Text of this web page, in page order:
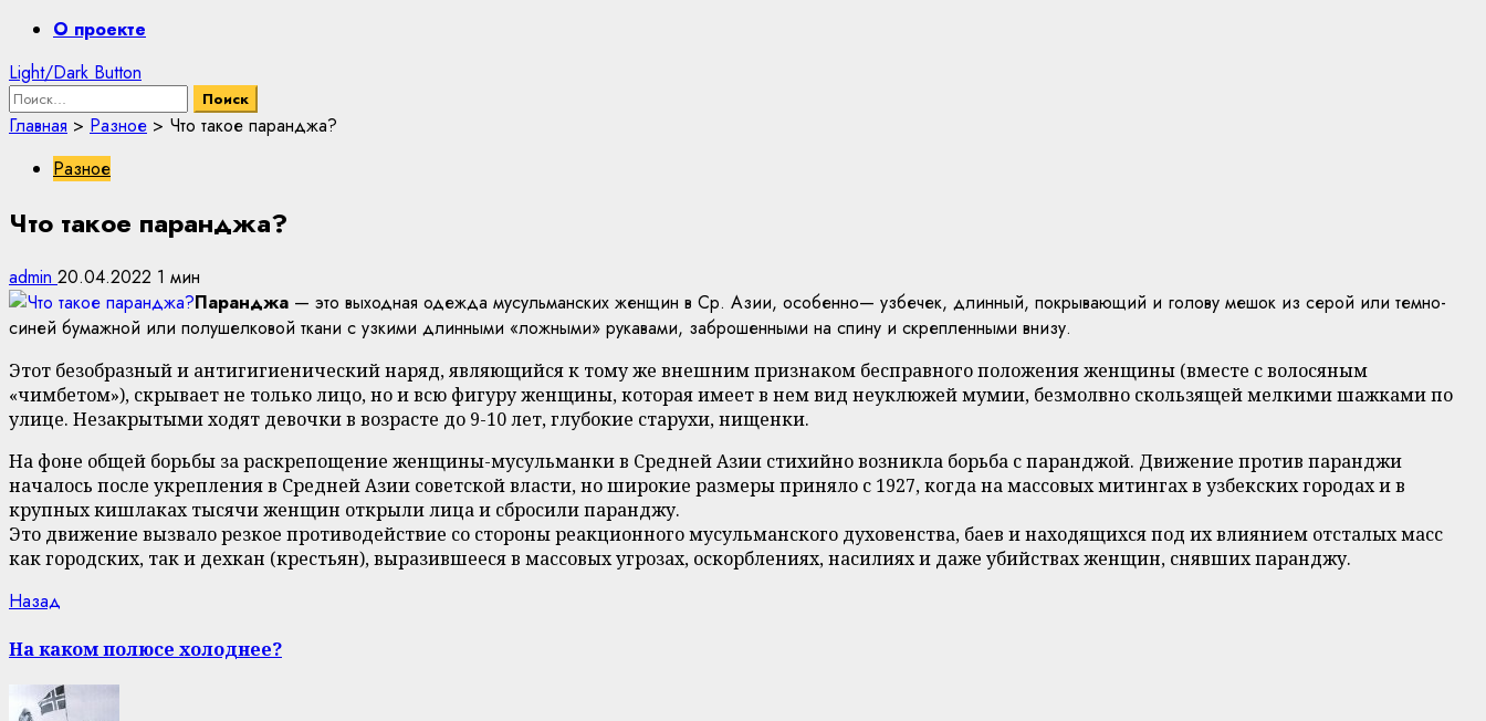
PrimaryО проекте
Light/Dark Button
Найти:
Главная > Разное > Что такое паранджа?
Разное
Что такое паранджа?
admin 20.04.2022 1 мин
Паранджа — это выходная одежда мусульманских женщин в Ср. Азии, особенно— узбечек, длинный, покрывающий и голову мешок из серой или темно-
синей бумажной или полушелковой ткани с узкими длинными «ложными» рукавами, заброшенными на спину и скрепленными внизу.
Этот безобразный и антигигиенический наряд, являющийся к тому же внешним признаком бесправного положения женщины (вместе с волосяным
«чимбетом»), скрывает не только лицо, но и всю фигуру женщины, которая имеет в нем вид неуклюжей мумии, безмолвно скользящей мелкими шажками по
улице. Незакрытыми ходят девочки в возрасте до 9-10 лет, глубокие старухи, нищенки.
На фоне общей борьбы за раскрепощение женщины-мусульманки в Средней Азии стихийно возникла борьба с паранджой. Движение против паранджи
началось после укрепления в Средней Азии советской власти, но широкие размеры приняло с 1927, когда на массовых митингах в узбекских городах и в
крупных кишлаках тысячи женщин открыли лица и сбросили паранджу.
Это движение вызвало резкое противодействие со стороны реакционного мусульманского духовенства, баев и находящихся под их влиянием отсталых масс
как городских, так и дехкан (крестьян), выразившееся в массовых угрозах, оскорблениях, насилиях и даже убийствах женщин, снявших паранджу.
Continue
Reading
Назад
На каком полюсе холоднее?